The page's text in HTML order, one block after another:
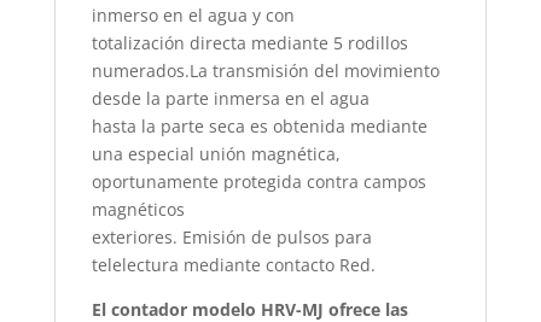
inmerso en el agua y con
totalización directa mediante 5 rodillos
numerados.La transmisión del movimiento
desde la parte inmersa en el agua
hasta la parte seca es obtenida mediante
una especial unión magnética,
oportunamente protegida contra campos
magnéticos
exteriores. Emisión de pulsos para
telelectura mediante contacto Red.
El contador modelo HRV-MJ ofrece las